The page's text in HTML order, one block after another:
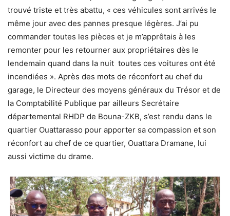
trouvé triste et très abattu, « ces véhicules sont arrivés le
même jour avec des pannes presque légères. J’ai pu
commander toutes les pièces et je m’apprêtais à les
remonter pour les retourner aux propriétaires dès le
lendemain quand dans la nuit toutes ces voitures ont été
incendiées ». Après des mots de réconfort au chef du
garage, le Directeur des moyens généraux du Trésor et de
la Comptabilité Publique par ailleurs Secrétaire
départemental RHDP de Bouna-ZKB, s’est rendu dans le
quartier Ouattarasso pour apporter sa compassion et son
réconfort au chef de ce quartier, Ouattara Dramane, lui
aussi victime du drame.